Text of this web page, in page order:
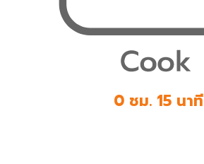
0 ชม. 15 นาที